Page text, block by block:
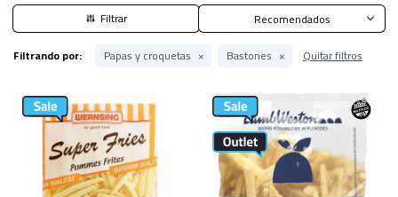
Recomendados
Filtrando por:
Papas y croquetas Bastones Quitar filtros